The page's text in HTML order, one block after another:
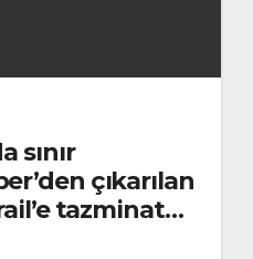
sınır
çıkarılan
tazminat